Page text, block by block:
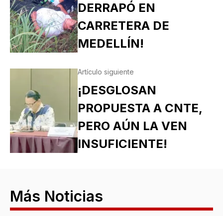
DERRAPÓ EN
CARRETERA DE
MEDELLÍN!
Artículo siguiente
¡DESGLOSAN
PROPUESTA A CNTE,
PERO AÚN LA VEN
INSUFICIENTE!
Más Noticias